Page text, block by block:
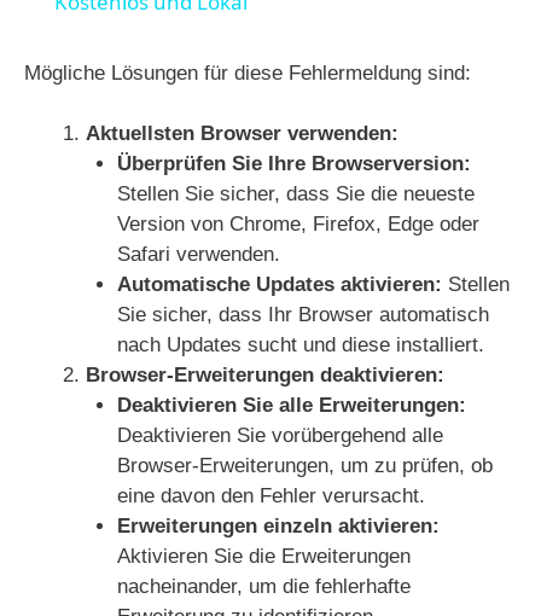
i
d
e
o
Mögliche Lösungen für diese Fehlermeldung sind:
Aktuellsten Browser verwenden:
Überprüfen Sie Ihre Browserversion:
Stellen Sie sicher, dass Sie die neueste
Version von Chrome, Firefox, Edge oder
Safari verwenden.
Automatische Updates aktivieren: Stellen
Sie sicher, dass Ihr Browser automatisch
nach Updates sucht und diese installiert.
Browser-Erweiterungen deaktivieren:
Deaktivieren Sie alle Erweiterungen:
Deaktivieren Sie vorübergehend alle
Browser-Erweiterungen, um zu prüfen, ob
eine davon den Fehler verursacht.
Erweiterungen einzeln aktivieren:
Aktivieren Sie die Erweiterungen
nacheinander, um die fehlerhafte